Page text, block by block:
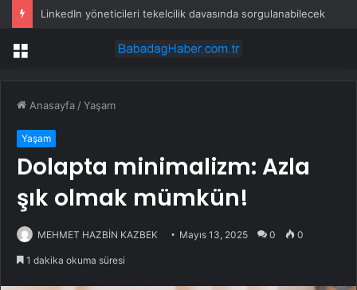
LinkedIn yöneticileri tekelcilik davasında sorgulanabilecek
Menü
Anasayfa /Yaşam
Yaşam
Dolapta minimalizm: Azla
şık olmak mümkün!
MEHMET HAZBİN KAZBEK Mayıs 13, 2025 0 0
1 dakika okuma süresi